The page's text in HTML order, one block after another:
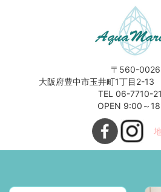
〒560-0026
大阪府豊中市玉井町1丁目2-
TEL 06-7710-
OPEN 9:00～